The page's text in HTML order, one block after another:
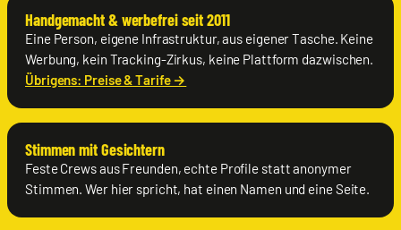
Handgemacht & werbefrei seit 2011
Eine Person, eigene Infrastruktur, aus eigener Tasche. Keine
Werbung, kein Tracking-Zirkus, keine Plattform dazwischen.
Übrigens: Preise & Tarife →
Stimmen mit Gesichtern
Feste Crews aus Freunden, echte Profile statt anonymer
Stimmen. Wer hier spricht, hat einen Namen und eine Seite.